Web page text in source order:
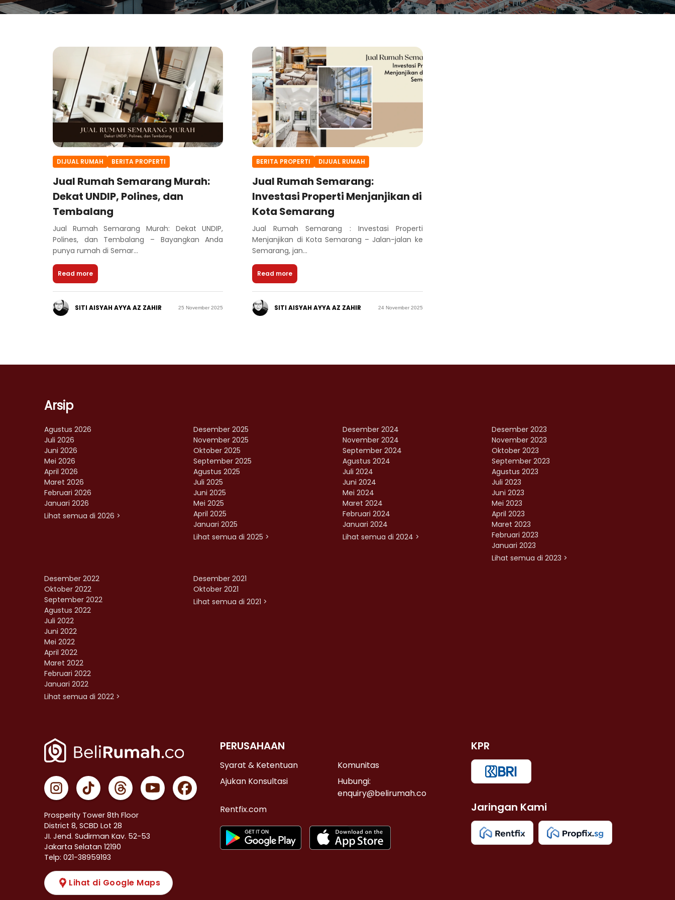
DIJUAL RUMAH BERITA PROPERTI
Jual Rumah Semarang Murah:
Dekat UNDIP, Polines, dan
Tembalang
Jual Rumah Semarang Murah: Dekat UNDIP,
Polines, dan Tembalang – Bayangkan Anda
punya rumah di Semar...
Read more
SITI AISYAH AYYA AZ ZAHIR 25 November 2025
BERITA PROPERTI DIJUAL RUMAH
Jual Rumah Semarang:
Investasi Properti Menjanjikan di
Kota Semarang
Jual Rumah Semarang : Investasi Properti
Menjanjikan di Kota Semarang – Jalan-jalan ke
Semarang, jan...
Read more
SITI AISYAH AYYA AZ ZAHIR 24 November 2025
Arsip
Agustus 2026
Juli 2026
Juni 2026
Mei 2026
April 2026
Maret 2026
Februari 2026
Januari 2026
Lihat semua di 2026 >
Desember 2025
November 2025
Oktober 2025
September 2025
Agustus 2025
Juli 2025
Juni 2025
Mei 2025
April 2025
Januari 2025
Lihat semua di 2025 >
Desember 2024
November 2024
September 2024
Agustus 2024
Juli 2024
Juni 2024
Mei 2024
Maret 2024
Februari 2024
Januari 2024
Lihat semua di 2024 >
Desember 2023
November 2023
Oktober 2023
September 2023
Agustus 2023
Juli 2023
Juni 2023
Mei 2023
April 2023
Maret 2023
Februari 2023
Januari 2023
Lihat semua di 2023 >
Desember 2022
Oktober 2022
September 2022
Agustus 2022
Juli 2022
Juni 2022
Mei 2022
April 2022
Maret 2022
Februari 2022
Januari 2022
Lihat semua di 2022 >
Desember 2021
Oktober 2021
Lihat semua di 2021 >
Prosperity Tower 8th Floor
District 8, SCBD Lot 28
JI. Jend. Sudirman Kav. 52-53
Jakarta Selatan 12190
Telp: 021-38959193
Lihat di Google Maps
PERUSAHAAN
Syarat & Ketentuan
Komunitas
Ajukan Konsultasi
Hubungi:
enquiry@belirumah.co
Rentfix.com
KPR
Jaringan Kami